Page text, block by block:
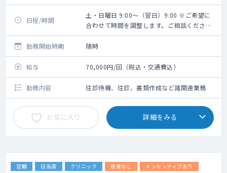
日程/時間
土・日曜日 9:00～（翌日）9:00 ※ご希望に
合わせて時間を調整します。ご相談くださ
い。
勤務開始時期
随時
給与 70,000円/回（税込・交通費込）
勤務内容 往診待機、往診、書類作成など諸関連業務
お気に入り 詳細をみる
定期 日当直 クリニック 残業なし
インセンティブあり